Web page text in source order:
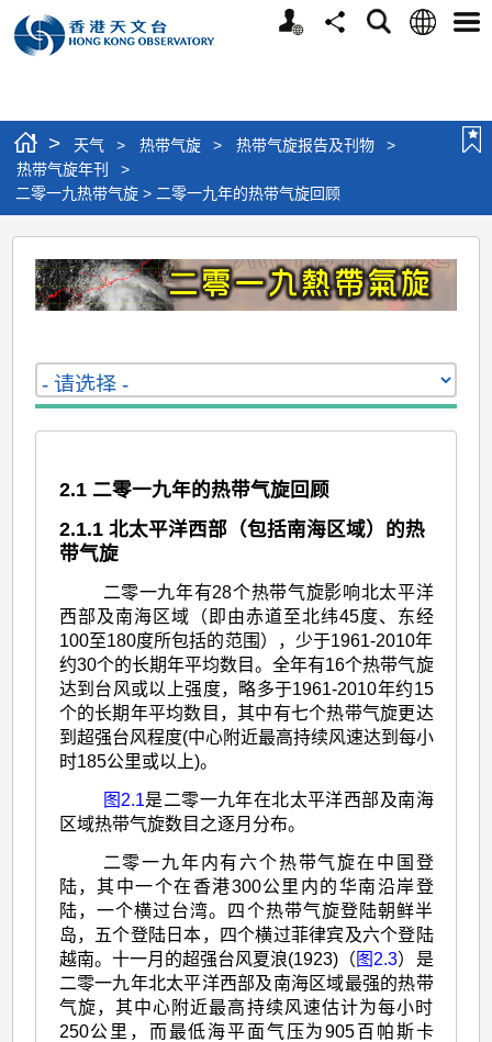
个
分
搜
语
选
> 天气 > 热带气旋 > 热带气旋报告及刊物
>
热带气旋年刊
>
二零一九热带气旋 > 二零一九年的热带气旋回顾
二
零
一
九
热
带
2.1 二零一九年的热带气旋回顾
2.1.1 北太平洋西部（包括南海区域）的热
带气旋
二零一九年有28个热带气旋影响北太平洋
西部及南海区域（即由赤道至北纬45度、东经
100至180度所包括的范围），少于1961-2010年
约30个的长期年平均数目。全年有16个热带气旋
达到台风或以上强度，略多于1961-2010年约15
个的长期年平均数目，其中有七个热带气旋更达
到超强台风程度(中心附近最高持续风速达到每小
时185公里或以上)。
图2.1是二零一九年在北太平洋西部及南海
区域热带气旋数目之逐月分布。
二零一九年内有六个热带气旋在中国登
陆，其中一个在香港300公里内的华南沿岸登
陆，一个横过台湾。四个热带气旋登陆朝鲜半
岛，五个登陆日本，四个横过菲律宾及六个登陆
越南。十一月的超强台风夏浪(1923)（ 图2.3）是
二零一九年北太平洋西部及南海区域最强的热带
气旋，其中心附近最高持续风速估计为每小时
250公里，而最低海平面气压为905百帕斯卡